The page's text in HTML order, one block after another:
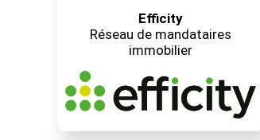
Efficity
Réseau de mandataires
immobilier